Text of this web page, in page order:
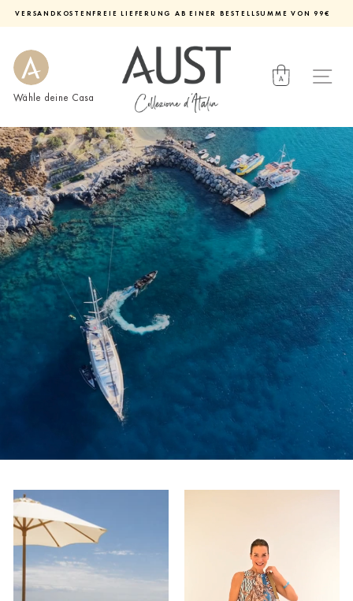
pausieren
VERSANDKOSTENFREIE LIEFERUNG AB EINER BESTELLSUMME VON 99€
Wähle deine Casa